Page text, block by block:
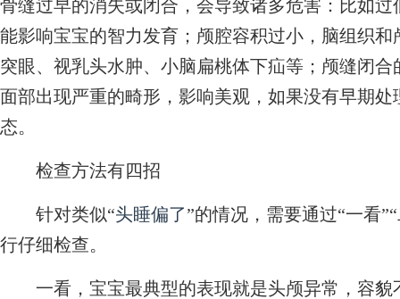
骨缝过早的消失或闭合，会导致诸多危害：比如
能影响宝宝的智力发育；颅腔容积过小，脑组织
突眼、视乳头水肿、小脑扁桃体下疝等；颅缝闭
面部出现严重的畸形，影响美观，如果没有早期
态。
检查方法有四招
针对类似“头睡偏了”的情况，需要通过“一看
行仔细检查。
一看，宝宝最典型的表现就是头颅异常，容貌